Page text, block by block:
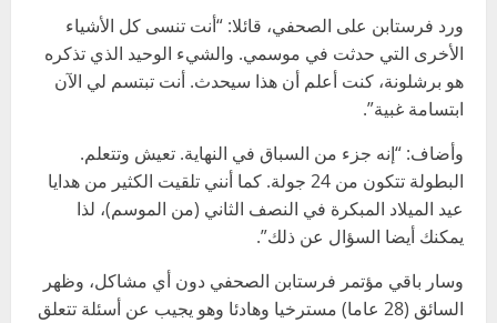
ورد فرستابن على الصحفي، قائلا: “أنت تنسى كل الأشياء
الأخرى التي حدثت في موسمي. والشيء الوحيد الذي تذكره
هو برشلونة، كنت أعلم أن هذا سيحدث. أنت تبتسم لي الآن
ابتسامة غبية”.
وأضاف: “إنه جزء من السباق في النهاية. تعيش وتتعلم.
البطولة تتكون من 24 جولة. كما أنني تلقيت الكثير من هدايا
عيد الميلاد المبكرة في النصف الثاني (من الموسم)، لذا
يمكنك أيضا السؤال عن ذلك”.
وسار باقي مؤتمر فرستابن الصحفي دون أي مشاكل، وظهر
السائق (28 عاما) مسترخيا وهادئا وهو يجيب عن أسئلة تتعلق